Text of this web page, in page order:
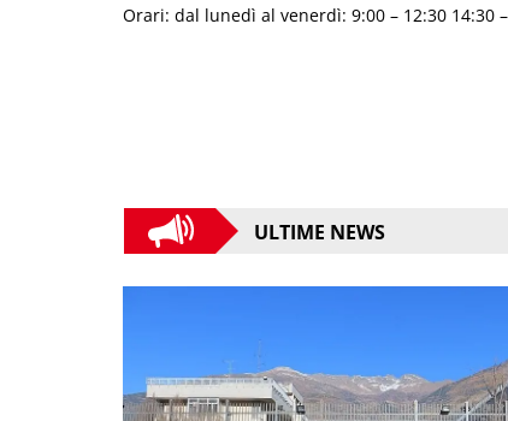
Orari: dal lunedì al venerdì: 9:00 – 12:30 14:30
ULTIME NEWS